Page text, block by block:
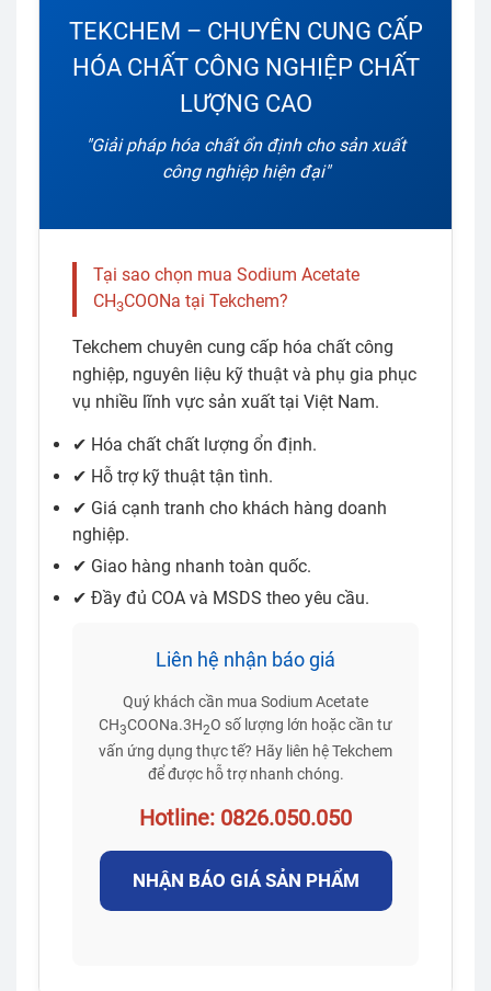
TEKCHEM – CHUYÊN CUNG CẤP
HÓA CHẤT CÔNG NGHIỆP CHẤT
LƯỢNG CAO
"Giải pháp hóa chất ổn định cho sản xuất
công nghiệp hiện đại"
Tại sao chọn mua Sodium Acetate
CH3COONa tại Tekchem?
Tekchem chuyên cung cấp hóa chất công
nghiệp, nguyên liệu kỹ thuật và phụ gia phục
vụ nhiều lĩnh vực sản xuất tại Việt Nam.
✔ Hóa chất chất lượng ổn định.
✔ Hỗ trợ kỹ thuật tận tình.
✔ Giá cạnh tranh cho khách hàng doanh
nghiệp.
✔ Giao hàng nhanh toàn quốc.
✔ Đầy đủ COA và MSDS theo yêu cầu.
Liên hệ nhận báo giá
Quý khách cần mua Sodium Acetate
CH3COONa.3H2O số lượng lớn hoặc cần tư
vấn ứng dụng thực tế? Hãy liên hệ Tekchem
để được hỗ trợ nhanh chóng.
Hotline: 0826.050.050
NHẬN BÁO GIÁ SẢN PHẨM